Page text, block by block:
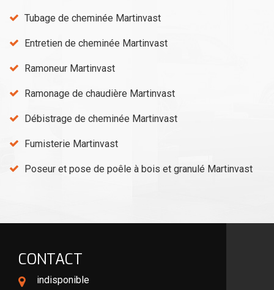
Tubage de cheminée Martinvast
Entretien de cheminée Martinvast
Ramoneur Martinvast
Ramonage de chaudière Martinvast
Débistrage de cheminée Martinvast
Fumisterie Martinvast
Poseur et pose de poêle à bois et granulé Martinvast
CONTACT
indisponible